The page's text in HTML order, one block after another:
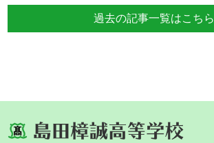
過去の記事一覧はこちら